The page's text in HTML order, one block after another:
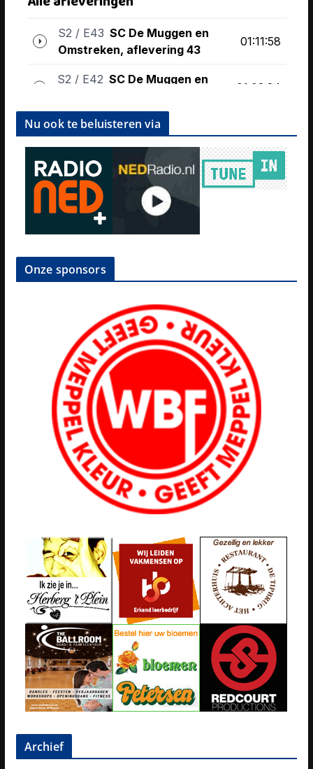
Nu ook te beluisteren via
Onze sponsors
Archief